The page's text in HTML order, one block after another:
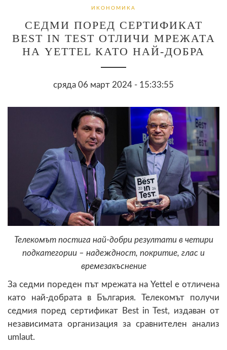
ИКОНОМИКА
СЕДМИ ПОРЕД СЕРТИФИКАТ
ВЕЅT ІN ТЕЅT ОТЛИЧИ МРЕЖАТА
НА YETTEL КАТО НАЙ-ДОБРА
сряда 06 март 2024 - 15:33:55
Телекомът постига най-добри резултати в четири
подкатегории – надеждност, покритие, глас и
времезакъснение
За седми пореден път мрежата на Yettel е отличена
като най-добрата в България. Телекомът получи
седмия поред сертификат Best in Test, издаван от
независимата организация за сравнителен анализ
umlaut.